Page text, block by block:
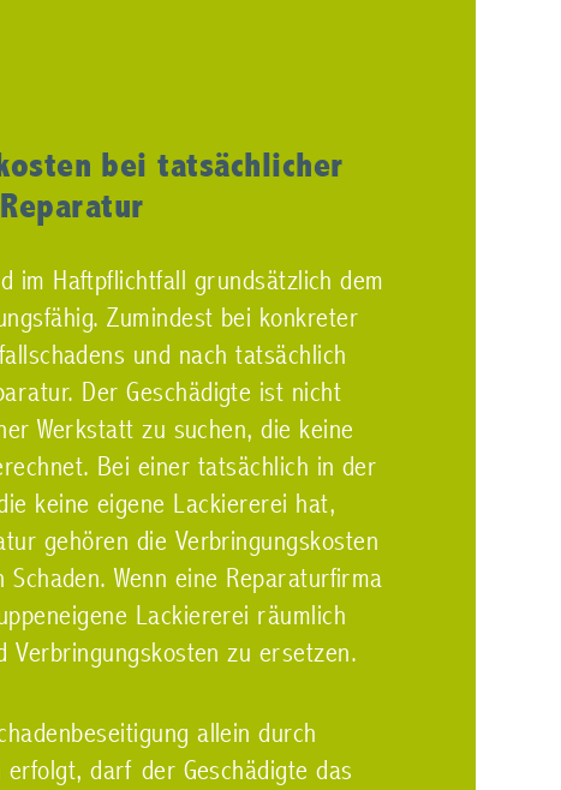
bei tatsächlicher
Reparatur
im Haftpflichtfall grundsätzlich dem
Zumindest bei konkreter
und nach tatsächlich
Der Geschädigte ist nicht
Werkstatt zu suchen, die keine
Bei einer tatsächlich in der
keine eigene Lackiererei hat,
gehören die Verbringungskosten
Wenn eine Reparaturfirma
Lackiererei räumlich
Verbringungskosten zu ersetzen.
allein durch
darf der Geschädigte das